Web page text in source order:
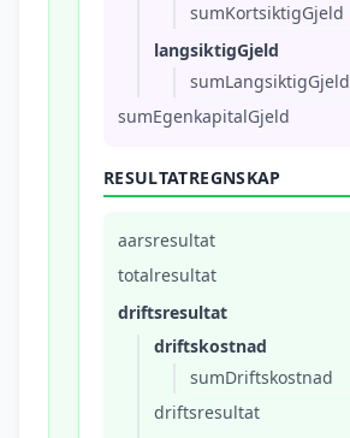
sumKortsiktigGjeld
langsiktigGjeld
sumLangsiktigGjeld
sumEgenkapitalGjeld
RESULTATREGNSKAP
aarsresultat
totalresultat
driftsresultat
driftskostnad
sumDriftskostnad
driftsresultat